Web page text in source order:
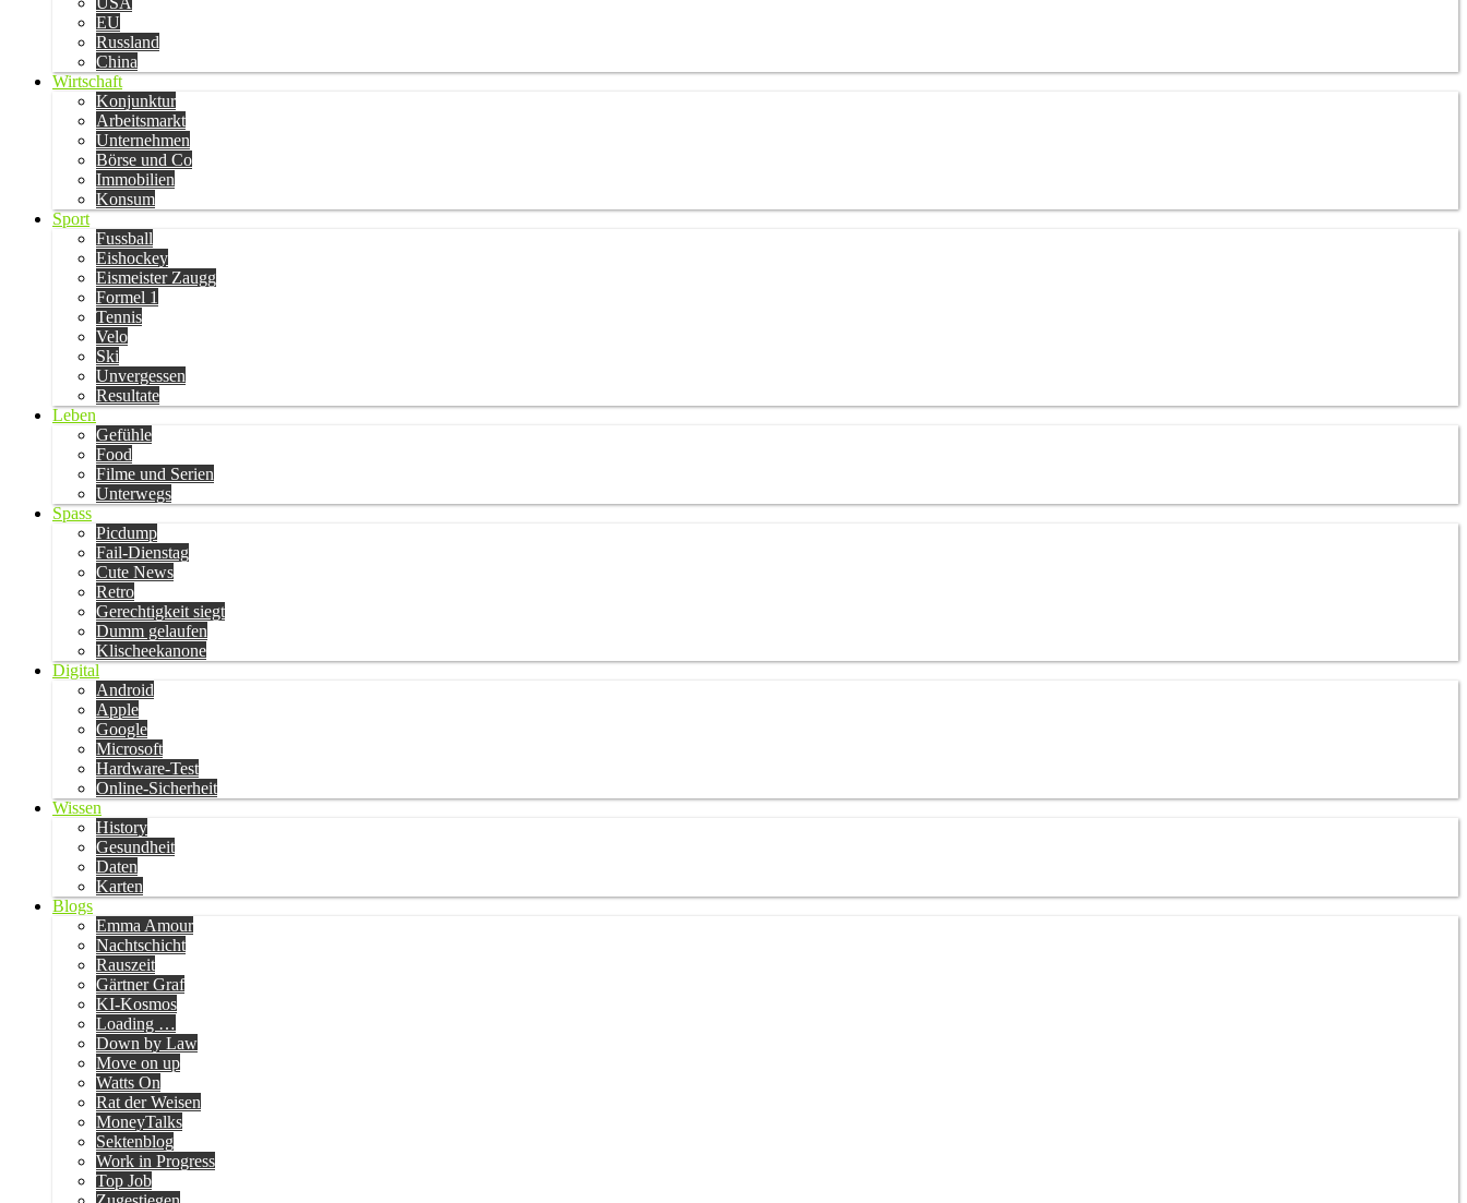
EU
Russland
China
Wirtschaft
Konjunktur
Arbeitsmarkt
Unternehmen
Börse und Co
Immobilien
Konsum
Sport
Fussball
Eishockey
Eismeister Zaugg
Formel 1
Tennis
Velo
Ski
Unvergessen
Resultate
Leben
Gefühle
Food
Filme und Serien
Unterwegs
Spass
Picdump
Fail-Dienstag
Cute News
Retro
Gerechtigkeit siegt
Dumm gelaufen
Klischeekanone
Digital
Android
Apple
Google
Microsoft
Hardware-Test
Online-Sicherheit
Wissen
History
Gesundheit
Daten
Karten
Blogs
Emma Amour
Nachtschicht
Rauszeit
Gärtner Graf
KI-Kosmos
Loading …
Down by Law
Move on up
Watts On
Rat der Weisen
MoneyTalks
Sektenblog
Work in Progress
Top Job